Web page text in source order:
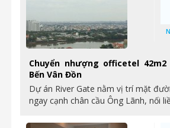
Chuyển nhượng officetel
Bến Vân Đồn
Dự án River Gate nằm vị trí mặt
ngay cạnh chân cầu Ông Lãnh, nối